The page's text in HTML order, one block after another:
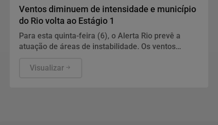
Ventos diminuem de intensidade e município
do Rio volta ao Estágio 1
Para esta quinta-feira (6), o Alerta Rio prevê a
atuação de áreas de instabilidade. Os ventos
com rajadas isoladas fortes.
Visualizar